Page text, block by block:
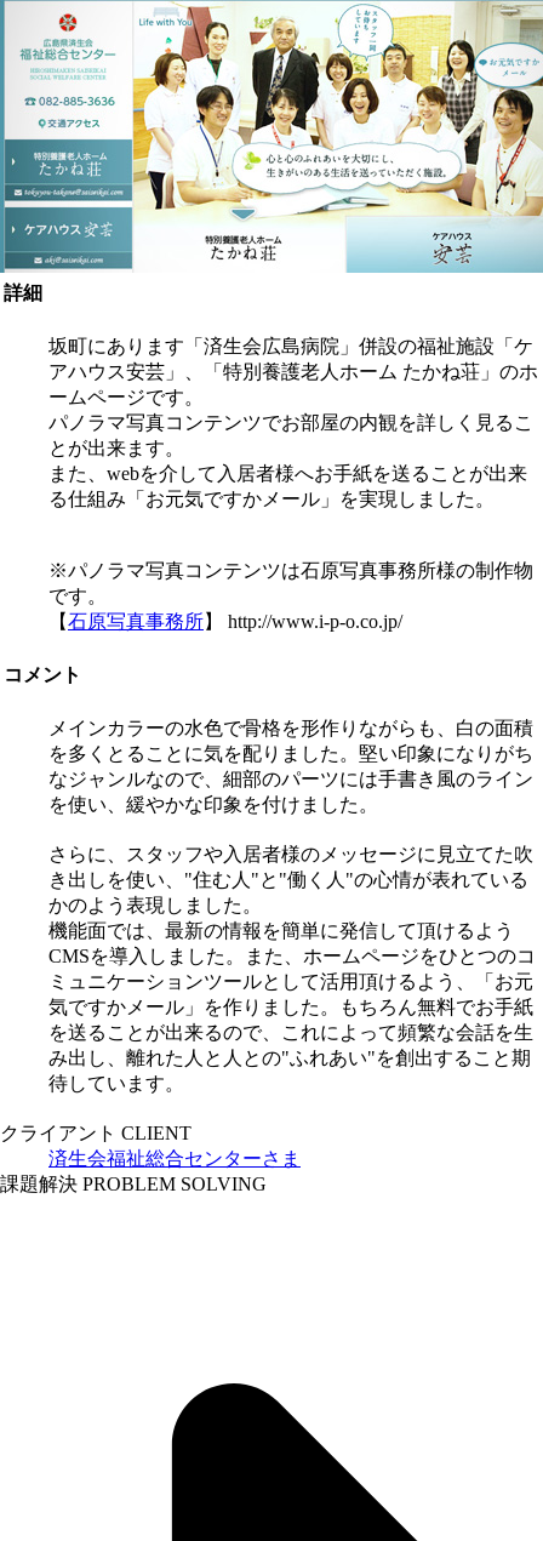
詳細
坂町にあります「済生会広島病院」併設の福祉施設「ケ
アハウス安芸」、「特別養護老人ホーム たかね荘」のホ
ームページです。
パノラマ写真コンテンツでお部屋の内観を詳しく見るこ
とが出来ます。
また、webを介して入居者様へお手紙を送ることが出来
る仕組み「お元気ですかメール」を実現しました。
※パノラマ写真コンテンツは石原写真事務所様の制作物
です。
【石原写真事務所】 http://www.i-p-o.co.jp/
コメント
メインカラーの水色で骨格を形作りながらも、白の面積
を多くとることに気を配りました。堅い印象になりがち
なジャンルなので、細部のパーツには手書き風のライン
を使い、緩やかな印象を付けました。
さらに、スタッフや入居者様のメッセージに見立てた吹
き出しを使い、"住む人"と"働く人"の心情が表れている
かのよう表現しました。
機能面では、最新の情報を簡単に発信して頂けるよう
CMSを導入しました。また、ホームページをひとつのコ
ミュニケーションツールとして活用頂けるよう、「お元
気ですかメール」を作りました。もちろん無料でお手紙
を送ることが出来るので、これによって頻繁な会話を生
み出し、離れた人と人との"ふれあい"を創出すること期
待しています。
クライアント CLIENT
済生会福祉総合センターさま
課題解決 PROBLEM SOLVING